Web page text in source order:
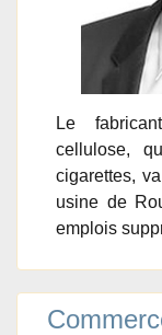
Le
cellulose,
cigarettes,
usine de
emplois